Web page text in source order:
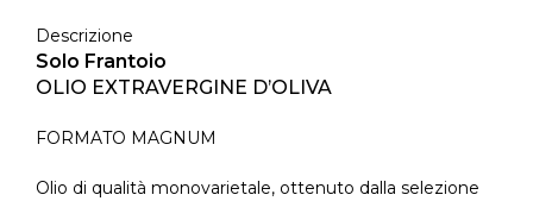
Descrizione
Solo Frantoio
OLIO EXTRAVERGINE D’OLIVA
FORMATO MAGNUM
Olio di qualità monovarietale, ottenuto dalla selezione